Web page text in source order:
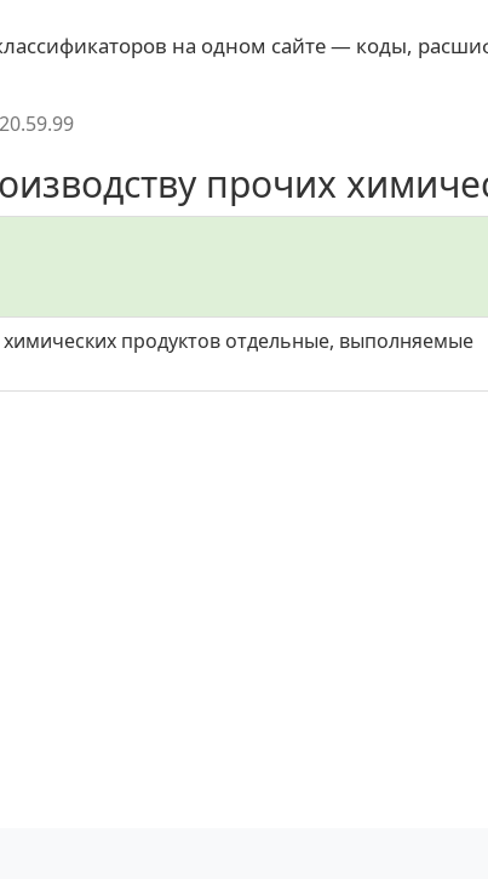
на одном сайте — коды,
20.59.99
прочих
продуктов отдельные, выполняемые